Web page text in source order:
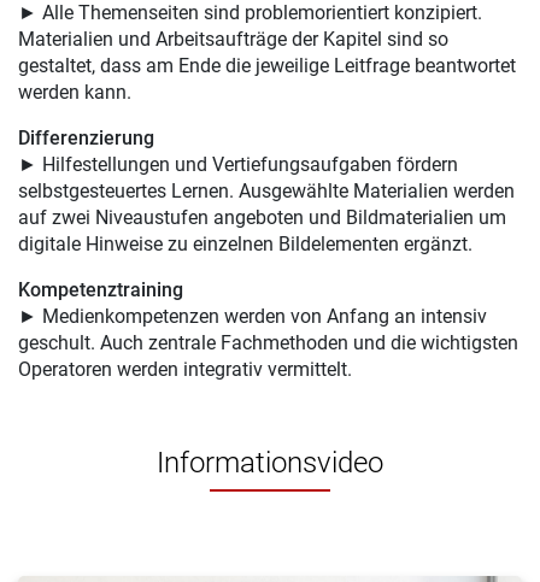
► Alle Themenseiten sind problemorientiert konzipiert.
Materialien und Arbeitsaufträge der Kapitel sind so
gestaltet, dass am Ende die jeweilige Leitfrage beantwortet
werden kann.
Differenzierung
► Hilfestellungen und Vertiefungsaufgaben fördern
selbstgesteuertes Lernen. Ausgewählte Materialien werden
auf zwei Niveaustufen angeboten und Bildmaterialien um
digitale Hinweise zu einzelnen Bildelementen ergänzt.
Kompetenztraining
► Medienkompetenzen werden von Anfang an intensiv
geschult. Auch zentrale Fachmethoden und die wichtigsten
Operatoren werden integrativ vermittelt.
Informationsvideo